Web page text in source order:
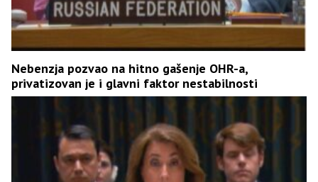
Nebenzja pozvao na hitno gašenje OHR-a,
privatizovan je i glavni faktor nestabilnosti